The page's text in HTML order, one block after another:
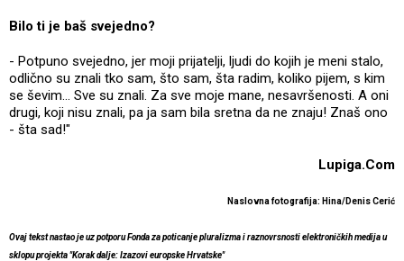
Bilo ti je baš svejedno?
- Potpuno svejedno, jer moji prijatelji, ljudi do kojih je meni stalo,
odlično su znali tko sam, što sam, šta radim, koliko pijem, s kim
se ševim... Sve su znali. Za sve moje mane, nesavršenosti. A oni
drugi, koji nisu znali, pa ja sam bila sretna da ne znaju! Znaš ono
- šta sad!"
Lupiga.Com
Naslovna fotografija: Hina/Denis Cerić
Ovaj tekst nastao je uz potporu Fonda za poticanje pluralizma i raznovrsnosti elektroničkih medija u
sklopu projekta "Korak dalje: Izazovi europske Hrvatske"